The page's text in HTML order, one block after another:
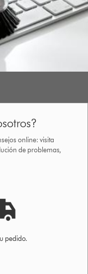
online: visita
de problemas,
pedido.